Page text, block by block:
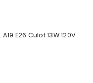
E26 Culot 13W 120V